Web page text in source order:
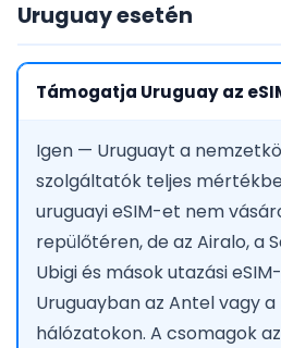
Uruguay esetén
Támogatja Uruguay az
Igen — Uruguayt a
szolgáltatók teljes
uruguayi eSIM-et nem
repülőtéren, de az Airalo, a
Ubigi és mások utazási
Uruguayban az Antel vagy
hálózatokon. A csomagok